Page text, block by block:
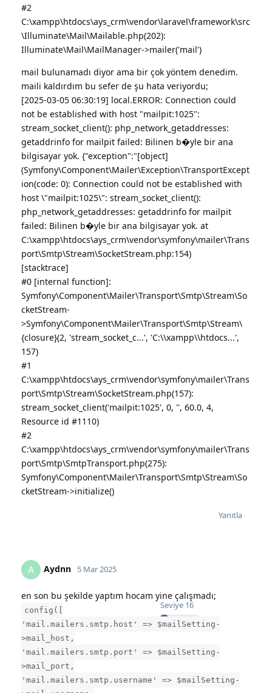
#2
C:\xampp\htdocs\ays_crm\vendor\laravel\framework\src
\Illuminate\Mail\Mailable.php(202):
Illuminate\Mail\MailManager->mailer('mail')
mail bulunamadı diyor ama bir çok yöntem denedim.
maili kaldırdım bu sefer de şu hata veriyordu;
[2025-03-05 06:30:19] local.ERROR: Connection could
not be established with host "mailpit:1025":
stream_socket_client(): php_network_getaddresses:
getaddrinfo for mailpit failed: Bilinen b�yle bir ana
bilgisayar yok. {"exception":"[object]
(Symfony\Component\Mailer\Exception\TransportExcept
ion(code: 0): Connection could not be established with
host \"mailpit:1025\": stream_socket_client():
php_network_getaddresses: getaddrinfo for mailpit
failed: Bilinen b�yle bir ana bilgisayar yok. at
C:\xampp\htdocs\ays_crm\vendor\symfony\mailer\Trans
port\Smtp\Stream\SocketStream.php:154)
[stacktrace]
#0 [internal function]:
Symfony\Component\Mailer\Transport\Smtp\Stream\So
cketStream-
>Symfony\Component\Mailer\Transport\Smtp\Stream\
{closure}(2, 'stream_socket_c...', 'C:\\xampp\\htdocs...',
157)
#1
C:\xampp\htdocs\ays_crm\vendor\symfony\mailer\Trans
port\Smtp\Stream\SocketStream.php(157):
stream_socket_client('mailpit:1025', 0, '', 60.0, 4,
Resource id #1110)
#2
C:\xampp\htdocs\ays_crm\vendor\symfony\mailer\Trans
port\Smtp\SmtpTransport.php(275):
Symfony\Component\Mailer\Transport\Smtp\Stream\So
cketStream->initialize()
Yanıtla
A Aydnn
Seviye 16
5 Mar 2025
en son bu şekilde yaptım hocam yine çalışmadı;
config([
'mail.mailers.smtp.host' => $mailSetting-
>mail_host,
'mail.mailers.smtp.port' => $mailSetting-
>mail_port,
'mail.mailers.smtp.username' => $mailSetting-